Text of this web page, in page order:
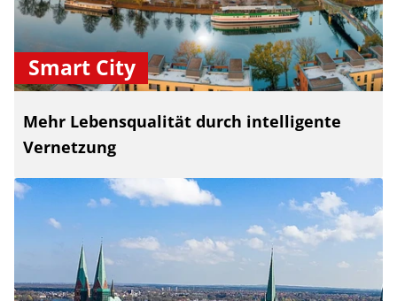
Smart City
Mehr Lebensqualität durch intelligente
Vernetzung